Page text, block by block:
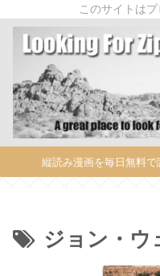
このサイトは
縦読み漫画を毎日無料
ジョン・ウ